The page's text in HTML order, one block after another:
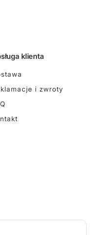
klienta
i zwroty